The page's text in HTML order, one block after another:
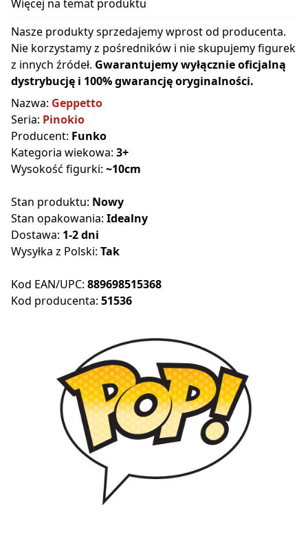
Więcej na temat produktu
Nasze produkty sprzedajemy wprost od producenta.
Nie korzystamy z pośredników i nie skupujemy figurek
z innych źródeł. Gwarantujemy wyłącznie oficjalną
dystrybucję i 100% gwarancję oryginalności.
Nazwa: Geppetto
Seria: Pinokio
Producent: Funko
Kategoria wiekowa: 3+
Wysokość figurki: ~10cm
Stan produktu: Nowy
Stan opakowania: Idealny
Dostawa: 1-2 dni
Wysyłka z Polski: Tak
Kod EAN/UPC: 889698515368
Kod producenta: 51536